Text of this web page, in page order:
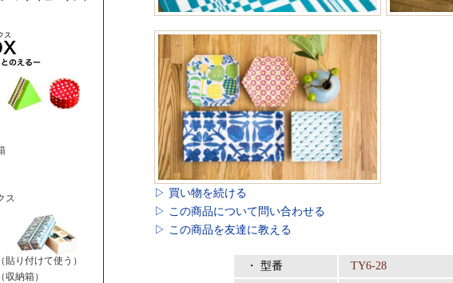
ス
り付けて使う）
納箱）
▷ 買い物を続ける
▷ この商品について問い合わせる
▷ この商品を友達に教える
・ 型番
TY6-28